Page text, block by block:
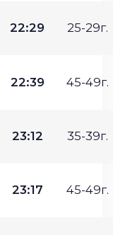
22:29 25-29г.
22:39 45-49г.
23:12 35-39г.
23:17 45-49г.